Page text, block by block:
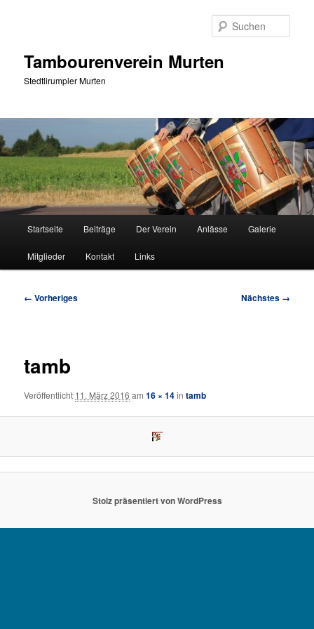
Tambourenverein Murten
Stedtlirumpler Murten
Startseite Beiträge Der Verein Anlässe Galerie
Mitglieder Kontakt Links
Bilder-
← Vorheriges Nächstes →
tamb
Veröffentlicht 11. März 2016 am16 × 14intamb
Stolz präsentiert von WordPress